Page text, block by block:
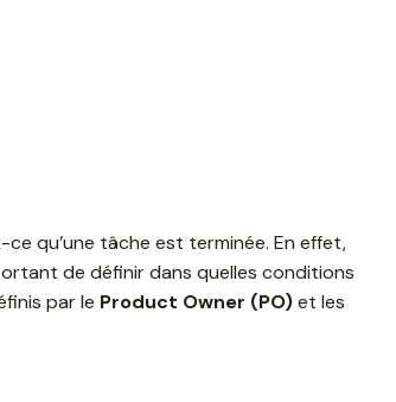
qu’une tâche est terminée. En effet,
de définir dans quelles conditions
par le Product Owner (PO)et les